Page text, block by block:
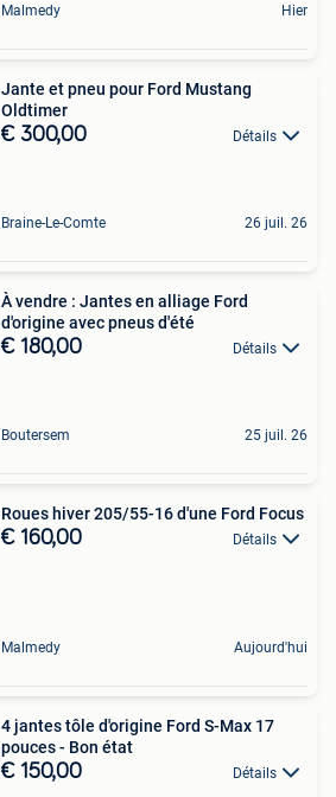
Malmedy Hier
Jante et pneu pour Ford Mustang
Oldtimer
€ 300,00 Détails
Braine-Le-Comte 26 juil. 26
À vendre : Jantes en alliage Ford
d'origine avec pneus d'été
€ 180,00 Détails
Boutersem 25 juil. 26
Roues hiver 205/55-16 d'une Ford Focus
€ 160,00 Détails
Malmedy Aujourd'hui
4 jantes tôle d'origine Ford S-Max 17
pouces - Bon état
€ 150,00 Détails